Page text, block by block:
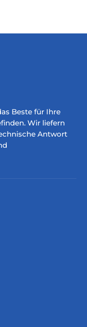
Beste für Ihre
Wir liefern
Antwort